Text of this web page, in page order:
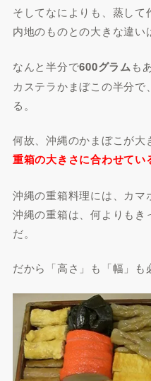
そしてなによりも、蒸して
内地のものとの大きな違い
なんと半分で600グラムも
カステラかまぼこの半分
る。
何故、沖縄のかまぼこが大
重箱の大きさに合わせてい
沖縄の重箱料理には、カマ
沖縄の重箱は、何よりも
だ。
だから「高さ」も「幅」も